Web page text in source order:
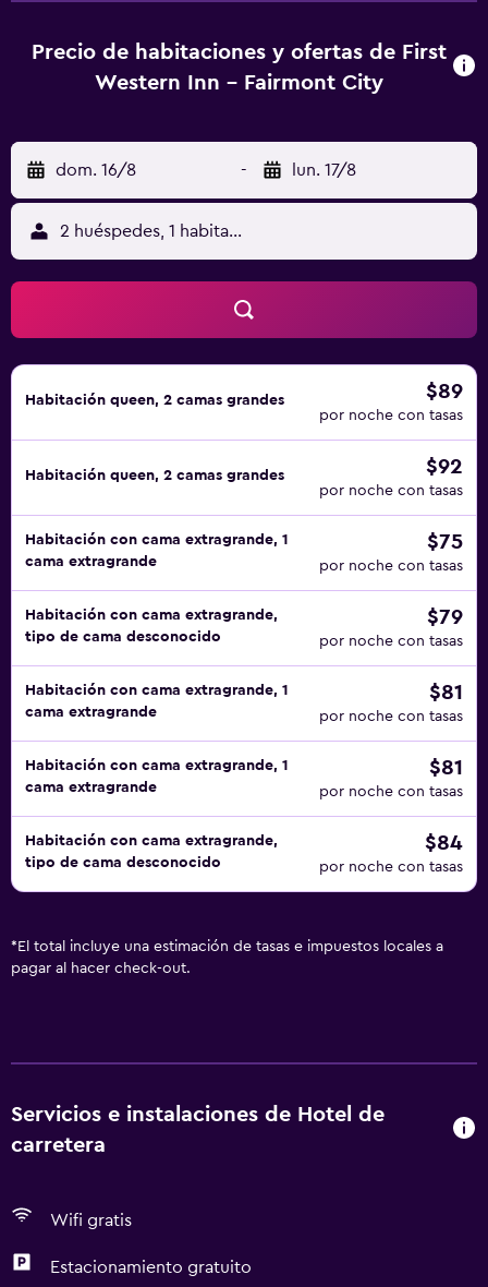
disponibles en las habitaciones: frigorífico y microondas.
Los baños están equipados con ducha y bañera
servicios para las personas de negocios incluyen
escritorio y teléfono; las llamadas locales y de larga
distancia son gratuitas (pueden existir restricciones). Se
ofrece servicio de limpieza todos los días y es posible
solicitar secador de pelo. Los servicios de ocio y
esparcimiento en este motel incluyen una bañera de
Precio de habitaciones y ofertas de First
Western Inn - Fairmont City
dom. 16/8 - lun. 17/8
2 huéspedes, 1 habitación
Habitación queen, 2 camas grandes $89
por noche con tasas
Habitación queen, 2 camas grandes $92
por noche con tasas
Habitación con cama extragrande, 1
cama extragrande
$75
por noche con tasas
Habitación con cama extragrande,
tipo de cama desconocido
$79
por noche con tasas
Habitación con cama extragrande, 1
cama extragrande
$81
por noche con tasas
Habitación con cama extragrande, 1
cama extragrande
$81
por noche con tasas
Habitación con cama extragrande,
tipo de cama desconocido
$84
por noche con tasas
* El total incluye una estimación de tasas e impuestos locales a
pagar al hacer check-out.
Servicios e instalaciones de Hotel de
carretera
Wifi gratis
Estacionamiento gratuito